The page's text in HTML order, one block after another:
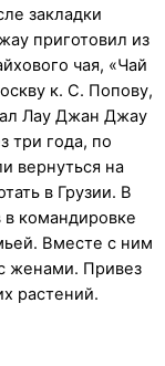
закладки
приготовил из
чая, «Чай
к. С. Попову,
Лау Джан Джау
три года, по
вернуться на
в Грузии. В
в командировке
Вместе с ним
женами. Привез
растений.